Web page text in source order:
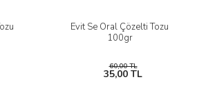
Evit Se Oral Çözelti Tozu
100gr
60,00 TL
35,00 TL